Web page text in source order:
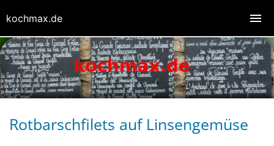
Rotbarschfilets auf Linsengemüse
kochmax.de